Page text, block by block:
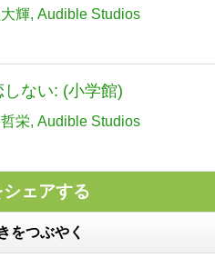
輝 Audible Studios
ない: (小学館)
栄 Audible Studios
ェアする
をつぶやく